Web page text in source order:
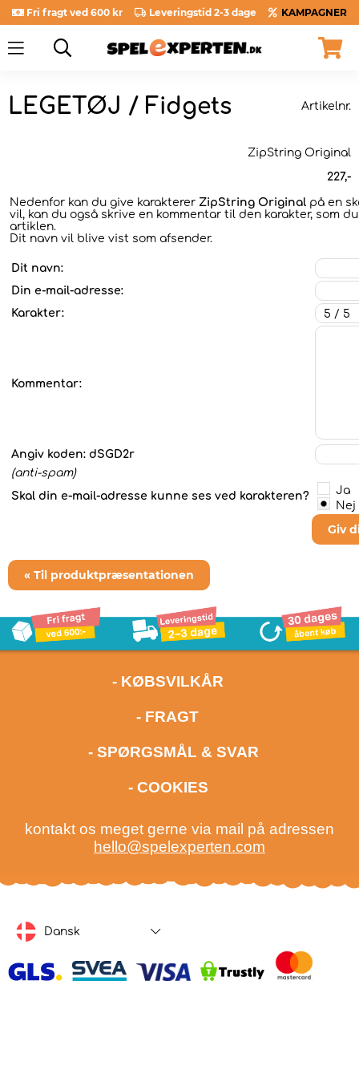
Fri fragt ved 600 kr Leveringstid 2-3 dage KAMPAGNER
LEGETØJ / Fidgets Artikelnr.
ZipString Original
227,-
Nedenfor kan du give karakterer ZipString Original på en
vil, kan du også skrive en kommentar til den karakter, som
artiklen.
Dit navn vil blive vist som afsender.
Dit navn:
Din e-mail-adresse:
Karakter:
Kommentar:
Angiv koden: dSGD2r
(anti-spam)
Skal din e-mail-adresse kunne ses ved karakteren?
Ja
Nej
Giv
« Til produktpræsentationen
- KØBSVILKÅR
- FRAGT
- SPØRGSMÅL & SVAR
- COOKIES
kontakt os meget gerne via mail på adressen
hello@spelexperten.com
Dansk